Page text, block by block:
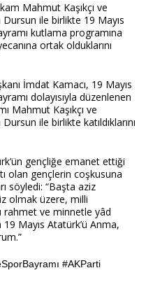
Mahmut Kaşıkçı ve
ile birlikte 19 Mayıs
kutlama programına
ortak olduklarını
İmdat Kamacı, 19 Mayıs
dolayısıyla düzenlenen
Mahmut Kaşıkçı ve
ile birlikte katıldıklarını
gençliğe emanet ettiği
olan gençlerin coşkusuna
söyledi: “Başta aziz
olmak üzere, milli
rahmet ve minnetle yâd
Mayıs Atatürk’ü Anma,
#AKParti
Haberin Doğru Adresi.